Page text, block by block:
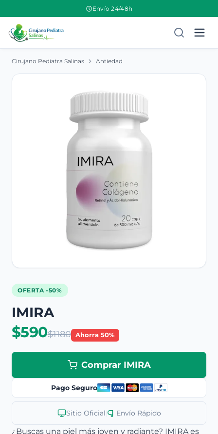
Envío 24/48h
Cirujano Pediatra Salinas Antiedad
OFERTA -50%
IMIRA
$590$1180 Ahorra 50%
Comprar IMIRA
Pago Seguro
Sitio Oficial Envío Rápido
¿Buscas una piel más joven y radiante? IMIRA es